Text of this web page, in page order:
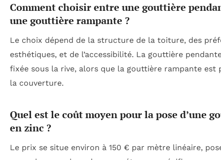
Comment choisir entre une gouttière
une gouttière rampante ?
Le choix dépend de la structure de la toiture, des
esthétiques, et de l’accessibilité. La gouttière
fixée sous la rive, alors que la gouttière rampante est
la couverture.
Quel est le coût moyen pour la pose d’une
en zinc ?
Le prix se situe environ à 150 € par mètre linéaire,